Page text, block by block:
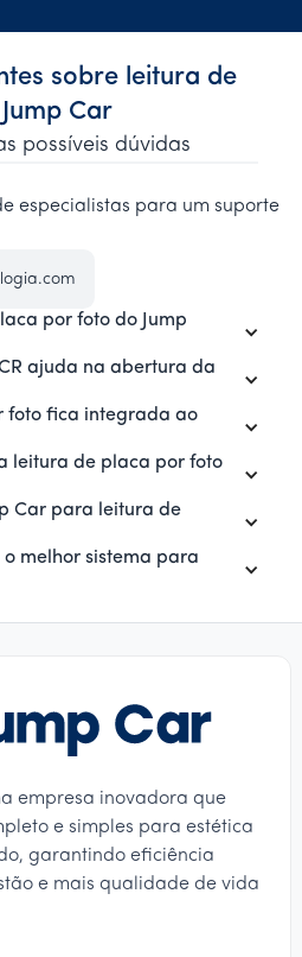
sobre leitura de
Car
possíveis dúvidas
especialistas para um suporte
por foto do Jump
ajuda na abertura da
foto fica integrada ao
leitura de placa por foto
Car para leitura de
o melhor sistema para
empresa inovadora que
e simples para estética
garantindo eficiência
e mais qualidade de vida